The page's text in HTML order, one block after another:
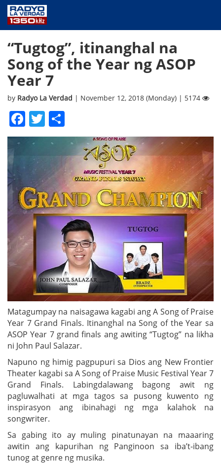
PUBLIC SERVICE
ANNOUNCEMENTS
PROGRAMS
ABOUT
“Tugtog”, itinanghal na
Song of the Year ng ASOP
Year 7
by Radyo La Verdad | November 12, 2018 (Monday) | 5174
Facebook
Twitter
Matagumpay na naisagawa kagabi ang A Song of Praise
Year 7 Grand Finals. Itinanghal na Song of the Year sa
ASOP Year 7 grand finals ang awiting “Tugtog” na likha
ni John Paul Salazar.
Napuno ng himig pagpupuri sa Dios ang New Frontier
Theater kagabi sa A Song of Praise Music Festival Year 7
Grand Finals. Labingdalawang bagong awit ng
pagluwalhati at mga tagos sa pusong kuwento ng
inspirasyon ang ibinahagi ng mga kalahok na
songwriter.
Sa gabing ito ay muling pinatunayan na maaaring
awitin ang kapurihan ng Panginoon sa iba’t-ibang
tunog at genre ng musika.